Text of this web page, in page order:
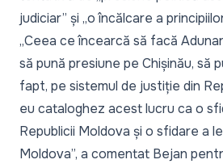
judiciar” și „o încălcare a
„Ceea ce încearcă să facă
să pună presiune pe Chișinău, să
fapt, pe sistemul de justiție din
eu cataloghez acest lucru ca o
Republicii Moldova și o sfidare a
Moldova”, a comentat Bejan